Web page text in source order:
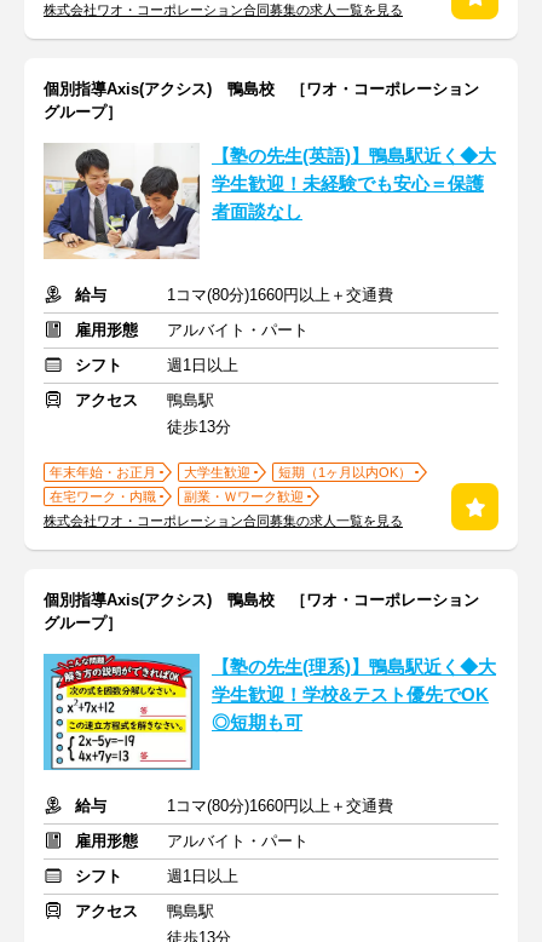
株式会社ワオ・コーポレーション合同募集の求人一覧を見る
個別指導Axis(アクシス) 鴨島校 ［ワオ・コーポレーション
グループ］
【塾の先生(英語)】鴨島駅近く◆大
学生歓迎！未経験でも安心＝保護
者面談なし
給与
1コマ(80分)1660円以上＋交通費
雇用形態
アルバイト・パート
シフト
週1日以上
アクセス
鴨島駅
徒歩13分
年末年始・お正月 大学生歓迎
短期（1ヶ月以内OK）
在宅ワーク・内職
副業・Ｗワーク歓迎
株式会社ワオ・コーポレーション合同募集の求人一覧を見る
個別指導Axis(アクシス) 鴨島校 ［ワオ・コーポレーション
グループ］
【塾の先生(理系)】鴨島駅近く◆大
学生歓迎！学校&テスト優先でOK
◎短期も可
給与
1コマ(80分)1660円以上＋交通費
雇用形態
アルバイト・パート
シフト
週1日以上
アクセス
鴨島駅
徒歩13分